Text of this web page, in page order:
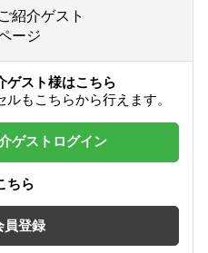
紹介ゲスト
ージ
ゲスト様はこちら
もこちらから行えます。
ゲスト ログイン
ちら
員登録